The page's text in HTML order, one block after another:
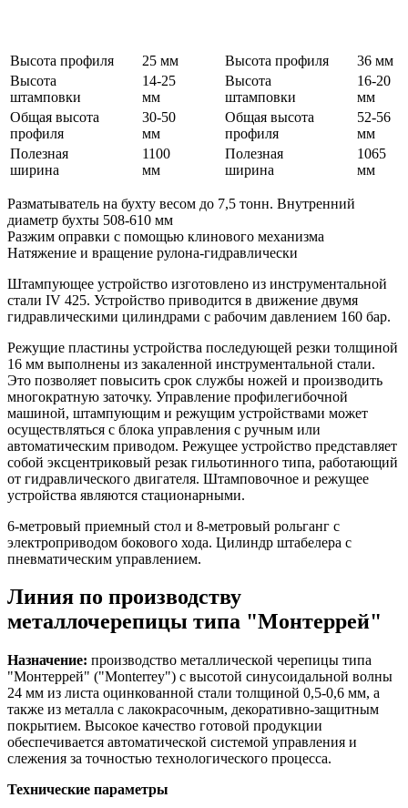
Высота профиля 25 мм Высота профиля
36 мм
Высота
штамповки
14-25
мм
Высота
штамповки
16-20
мм
Общая высота
профиля
30-50
мм
Общая высота
профиля
52-56
мм
Полезная
ширина
1100
мм
Полезная
ширина
1065
мм
Разматыватель на бухту весом до 7,5 тонн. Внутренний
диаметр бухты 508-610 мм
Разжим оправки с помощью клинового механизма
Натяжение и вращение рулона-гидравлически
Штампующее устройство изготовлено из инструментальной
стали IV 425. Устройство приводится в движение двумя
гидравлическими цилиндрами с рабочим давлением 160 бар.
Режущие пластины устройства последующей резки толщиной
16 мм выполнены из закаленной инструментальной стали.
Это позволяет повысить срок службы ножей и производить
многократную заточку. Управление профилегибочной
машиной, штампующим и режущим устройствами может
осуществляться с блока управления с ручным или
автоматическим приводом. Режущее устройство представляет
собой эксцентриковый резак гильотинного типа, работающий
от гидравлического двигателя. Штамповочное и режущее
устройства являются стационарными.
6-метровый приемный стол и 8-метровый рольганг с
электроприводом бокового хода. Цилиндр штабелера с
пневматическим управлением.
Линия по производству
металлочерепицы типа "Монтеррей"
Назначение: производство металлической черепицы типа
"Монтеррей" ("Monterrey") с высотой синусоидальной волны
24 мм из листа оцинкованной стали толщиной 0,5-0,6 мм, а
также из металла с лакокрасочным, декоративно-защитным
покрытием. Высокое качество готовой продукции
обеспечивается автоматической системой управления и
слежения за точностью технологического процесса.
Технические параметры